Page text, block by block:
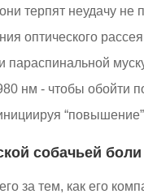
терпят неудачу не
оптического
параспинальной
нм - чтобы обойти
собачьей боли
за тем, как его